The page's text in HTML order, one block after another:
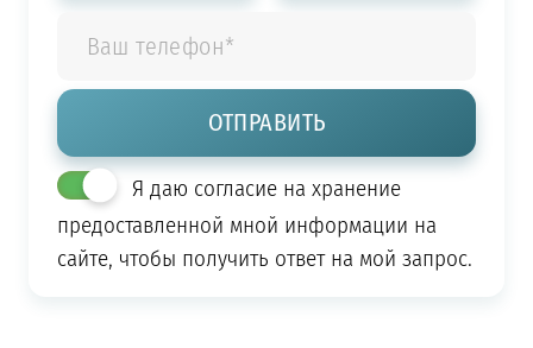
Я даю согласие на хранение
предоставленной мной информации на
сайте, чтобы получить ответ на мой запрос.